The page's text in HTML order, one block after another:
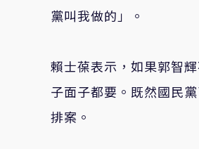
黨叫我做的」。
賴士葆表示，如果郭智
子面子都要。既然國民
排案。